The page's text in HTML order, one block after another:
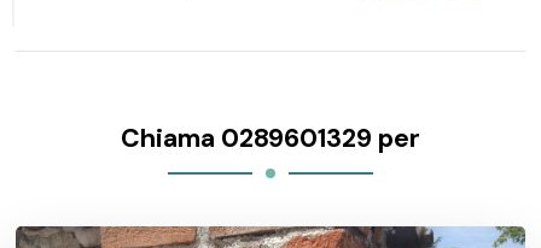
Chiama 0289601329 per